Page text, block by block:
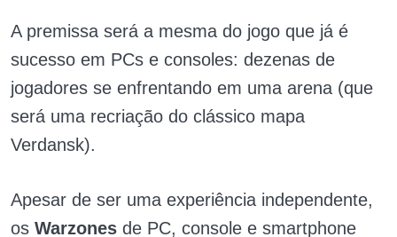
A premissa será a mesma do jogo que já é
sucesso em PCs e consoles: dezenas de
jogadores se enfrentando em uma arena (que
será uma recriação do clássico mapa
Verdansk).
Apesar de ser uma experiência independente,
os Warzones de PC, console e smartphone